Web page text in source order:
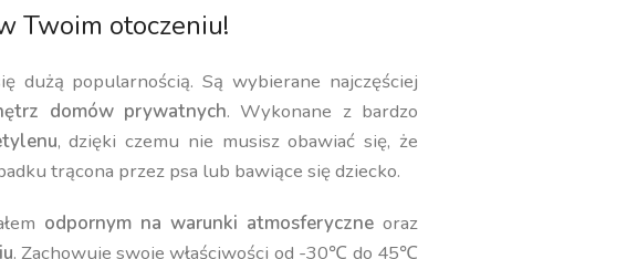
Twoim otoczeniu!
dużą popularnością. Są wybierane najczęściej
domów prywatnych. Wykonane z bardzo
, dzięki czemu nie musisz obawiać się, że
trącona przez psa lub bawiące się dziecko.
odpornym na warunki atmosferyczne oraz
. Zachowuje swoje właściwości od -30℃ do 45℃